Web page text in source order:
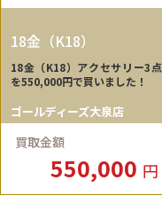
18金（K18）
18金（K18）アクセサリー3点
を550,000円で買いました！
ゴールディーズ大泉店
買取金額
550,000 円